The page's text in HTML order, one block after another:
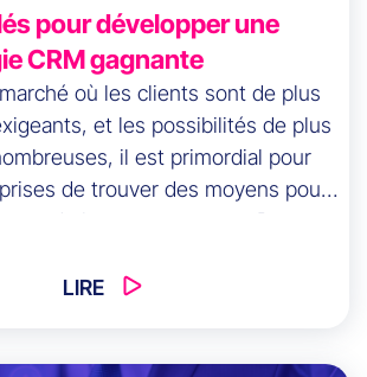
pour développer une
CRM gagnante
où les clients sont de plus
et les possibilités de plus
il est primordial pour
de trouver des moyens pour
de leurs concurrents. Pour y
permet non seulement
LIRE